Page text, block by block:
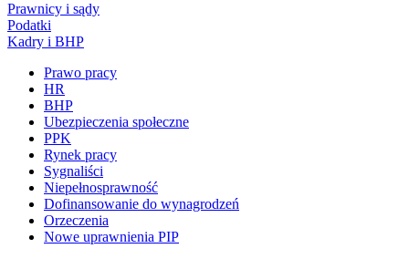
Prawnicy i sądy
Podatki
Kadry i BHP
Prawo pracy
HR
BHP
Ubezpieczenia społeczne
PPK
Rynek pracy
Sygnaliści
Niepełnosprawność
Dofinansowanie do wynagrodzeń
Orzeczenia
Nowe uprawnienia PIP